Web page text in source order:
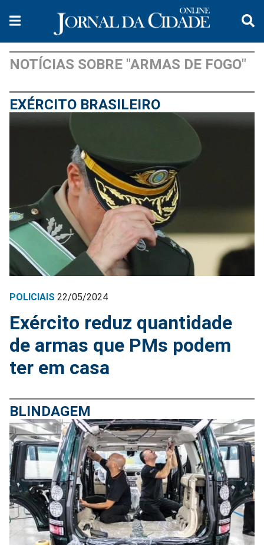
NOTÍCIAS SOBRE "ARMAS DE FOGO"
EXÉRCITO BRASILEIRO
POLICIAIS 22/05/2024
Exército reduz quantidade
de armas que PMs podem
ter em casa
BLINDAGEM